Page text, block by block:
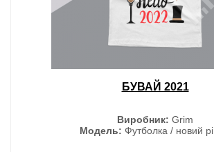
БУВАЙ 2021
Виробник: Grim
Модель: Футболка / новий